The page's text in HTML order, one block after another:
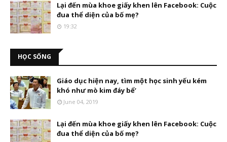
Lại đến mùa khoe giấy khen lên Facebook: Cuộc
đua thể diện của bố mẹ?
19:32
HỌC SỐNG
Giáo dục hiện nay, tìm một học sinh yếu kém
khó như mò kim đáy bể’
June 04, 2019
Lại đến mùa khoe giấy khen lên Facebook: Cuộc
đua thể diện của bố mẹ?